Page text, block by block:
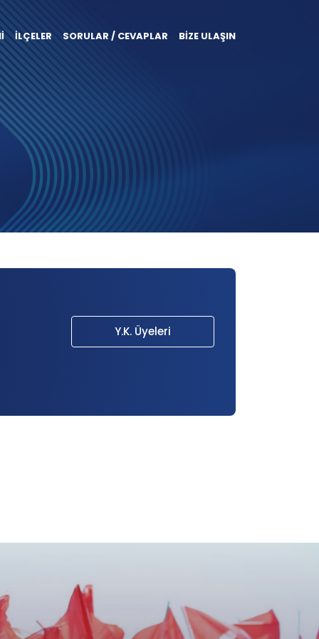
İLÇELER SORULAR / CEVAPLAR BİZE ULAŞIN
Y.K. Üyeleri